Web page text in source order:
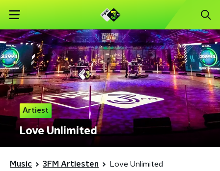
Artiest
Love Unlimited
Music 3FM Artiesten Love Unlimited